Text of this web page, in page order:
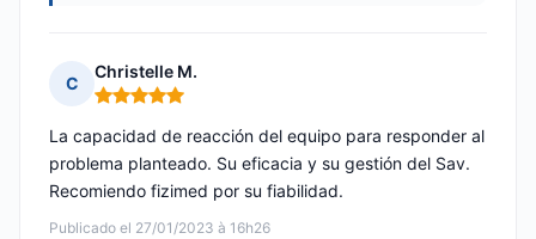
C
Christelle M.
Nota: 5 de 5
Publicado el 27/01/2023 à 16h26
La capacidad de reacción del equipo para responder al
problema planteado. Su eficacia y su gestión del Sav.
Recomiendo fizimed por su fiabilidad.